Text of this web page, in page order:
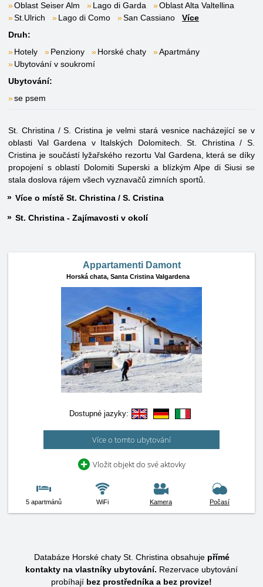
Oblast Seiser Alm
Lago di Garda
Oblast Alta Valtellina
St.Ulrich
Lago di Como San Cassiano
Více
Druh:
Hotely
Penziony Horské chaty
Apartmány
Ubytování v soukromí
Ubytování:
se psem
St. Christina / S. Cristina je velmi stará vesnice nacházející se v
oblasti Val Gardena v Italských Dolomitech. St. Christina / S.
Cristina je součástí lyžařského rezortu Val Gardena, která se díky
propojení s oblastí Dolomiti Superski a blízkým Alpe di Siusi se
stala doslova rájem všech vyznavačů zimních sportů.
Více o místě St. Christina / S. Cristina
St. Christina - Zajímavosti v okolí
Appartamenti Damont
Horská chata, Santa Cristina Valgardena
Dostupné jazyky:
Více o tomto ubytování
Vložit objekt do své aktovky
5 apartmánů WiFi Kamera Počasí
Databáze Horské chaty St. Christina obsahuje přímé
kontakty na vlastníky ubytování. Rezervace ubytování
probíhají bez prostředníka a bez provize!